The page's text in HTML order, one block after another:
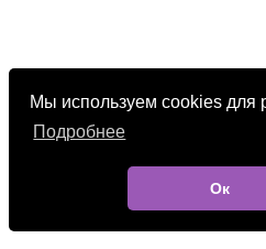
Мы используем cookies для
Подробнее
Ок